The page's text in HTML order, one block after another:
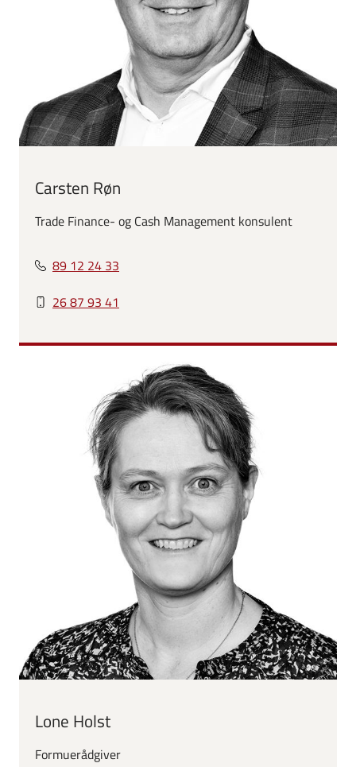
Carsten Røn
Trade Finance- og Cash Management konsulent
89 12 24 33
26 87 93 41
Lone Holst
Formuerådgiver